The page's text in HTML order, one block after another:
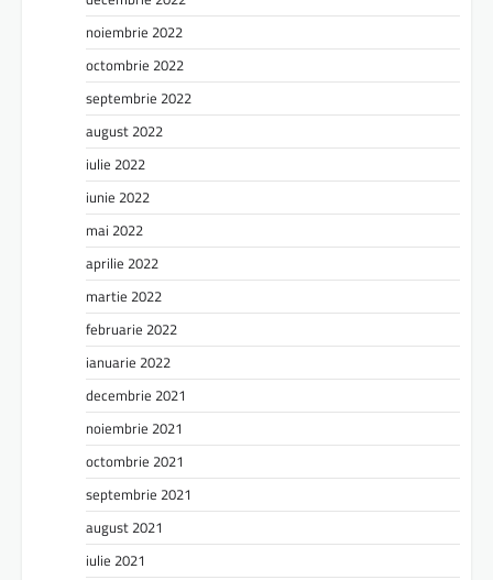
noiembrie 2022
octombrie 2022
septembrie 2022
august 2022
iulie 2022
iunie 2022
mai 2022
aprilie 2022
martie 2022
februarie 2022
ianuarie 2022
decembrie 2021
noiembrie 2021
octombrie 2021
septembrie 2021
august 2021
iulie 2021